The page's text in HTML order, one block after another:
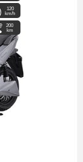
120
km/h
200
km